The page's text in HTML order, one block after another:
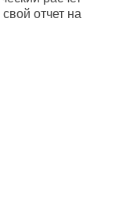
отчет на